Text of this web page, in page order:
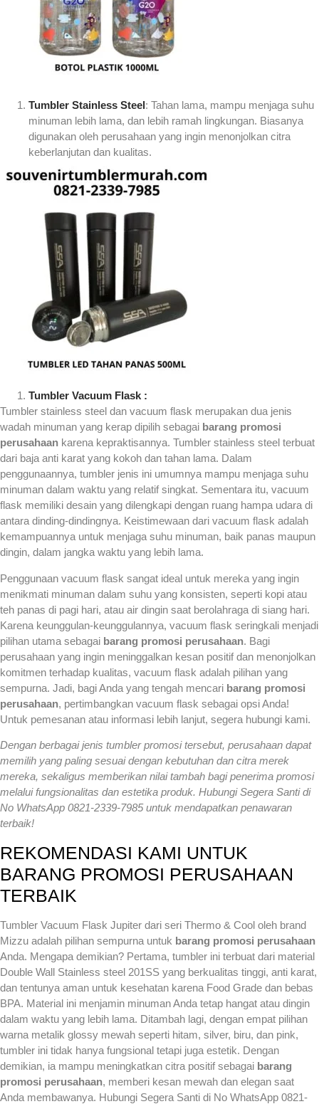
Tumbler Stainless Steel: Tahan lama, mampu menjaga suhu
minuman lebih lama, dan lebih ramah lingkungan. Biasanya
digunakan oleh perusahaan yang ingin menonjolkan citra
keberlanjutan dan kualitas.
Tumbler Vacuum Flask :
Tumbler stainless steel dan vacuum flask merupakan dua jenis
wadah minuman yang kerap dipilih sebagai barang promosi
perusahaan karena kepraktisannya. Tumbler stainless steel terbuat
dari baja anti karat yang kokoh dan tahan lama. Dalam
penggunaannya, tumbler jenis ini umumnya mampu menjaga suhu
minuman dalam waktu yang relatif singkat. Sementara itu, vacuum
flask memiliki desain yang dilengkapi dengan ruang hampa udara di
antara dinding-dindingnya. Keistimewaan dari vacuum flask adalah
kemampuannya untuk menjaga suhu minuman, baik panas maupun
dingin, dalam jangka waktu yang lebih lama.
Penggunaan vacuum flask sangat ideal untuk mereka yang ingin
menikmati minuman dalam suhu yang konsisten, seperti kopi atau
teh panas di pagi hari, atau air dingin saat berolahraga di siang hari.
Karena keunggulan-keunggulannya, vacuum flask seringkali menjadi
pilihan utama sebagai barang promosi perusahaan. Bagi
perusahaan yang ingin meninggalkan kesan positif dan menonjolkan
komitmen terhadap kualitas, vacuum flask adalah pilihan yang
sempurna. Jadi, bagi Anda yang tengah mencari barang promosi
perusahaan, pertimbangkan vacuum flask sebagai opsi Anda!
Untuk pemesanan atau informasi lebih lanjut, segera hubungi kami.
Dengan berbagai jenis tumbler promosi tersebut, perusahaan dapat
memilih yang paling sesuai dengan kebutuhan dan citra merek
mereka, sekaligus memberikan nilai tambah bagi penerima promosi
melalui fungsionalitas dan estetika produk. Hubungi Segera Santi di
No WhatsApp 0821-2339-7985 untuk mendapatkan penawaran
terbaik!
REKOMENDASI KAMI UNTUK
BARANG PROMOSI PERUSAHAAN
TERBAIK
Tumbler Vacuum Flask Jupiter dari seri Thermo & Cool oleh brand
Mizzu adalah pilihan sempurna untuk barang promosi perusahaan
Anda. Mengapa demikian? Pertama, tumbler ini terbuat dari material
Double Wall Stainless steel 201SS yang berkualitas tinggi, anti karat,
dan tentunya aman untuk kesehatan karena Food Grade dan bebas
BPA. Material ini menjamin minuman Anda tetap hangat atau dingin
dalam waktu yang lebih lama. Ditambah lagi, dengan empat pilihan
warna metalik glossy mewah seperti hitam, silver, biru, dan pink,
tumbler ini tidak hanya fungsional tetapi juga estetik. Dengan
demikian, ia mampu meningkatkan citra positif sebagai barang
promosi perusahaan, memberi kesan mewah dan elegan saat
Anda membawanya. Hubungi Segera Santi di No WhatsApp 0821-